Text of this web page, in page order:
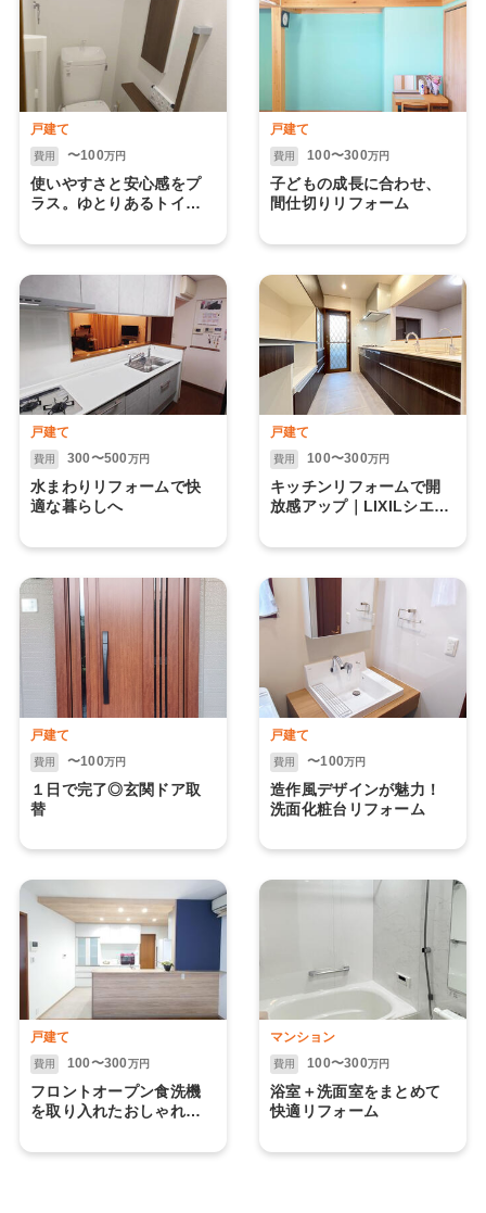
戸建て
費用 〜100万円
使いやすさと安心感をプ
ラス。ゆとりあるトイレ
戸建て
費用 100〜300万円
子どもの成長に合わせ、
間仕切りリフォーム
戸建て
費用 300〜500万円
水まわりリフォームで快
適な暮らしへ
戸建て
費用 100〜300万円
キッチンリフォームで開
放感アップ｜LIXILシエラ
戸建て
費用 〜100万円
１日で完了◎玄関ドア取
替
戸建て
費用 〜100万円
造作風デザインが魅力！
洗面化粧台リフォーム
戸建て
費用 100〜300万円
フロントオープン食洗機
を取り入れたおしゃれな
マンション
費用 100〜300万円
浴室＋洗面室をまとめて
快適リフォーム